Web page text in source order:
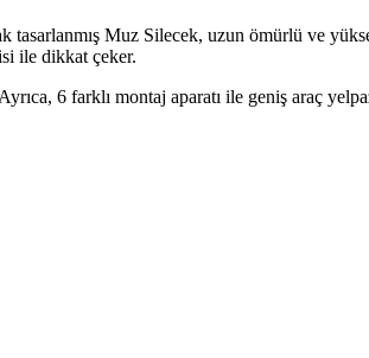
Muz Silecek, uzun ömürlü ve
ile dikkat çeker.
6 farklı montaj aparatı ile geniş araç